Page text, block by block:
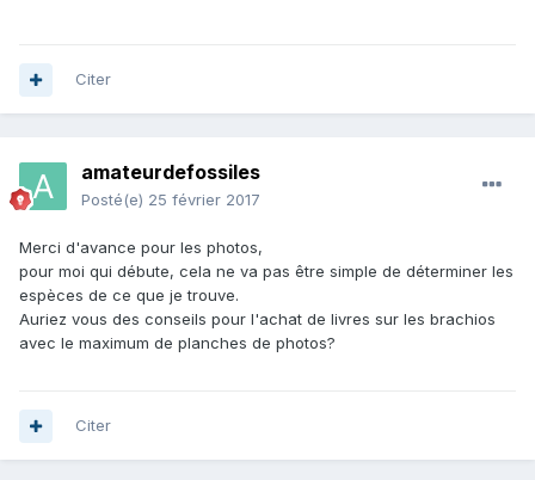
Citer
amateurdefossiles
Posté(e) 25 février 2017
Merci d'avance pour les photos,
pour moi qui débute, cela ne va pas être simple de déterminer les
espèces de ce que je trouve.
Auriez vous des conseils pour l'achat de livres sur les brachios
avec le maximum de planches de photos?
Citer